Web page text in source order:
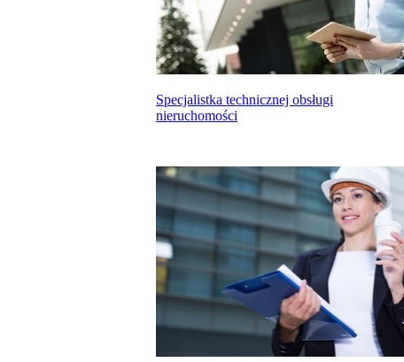
Specjalistka technicznej obsługi
nieruchomości